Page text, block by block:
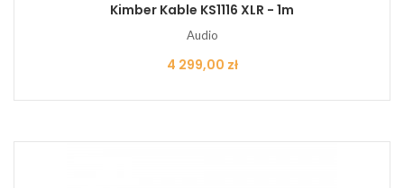
Kimber Kable KS1116 XLR - 1m
Audio
Cena
4 299,00 zł